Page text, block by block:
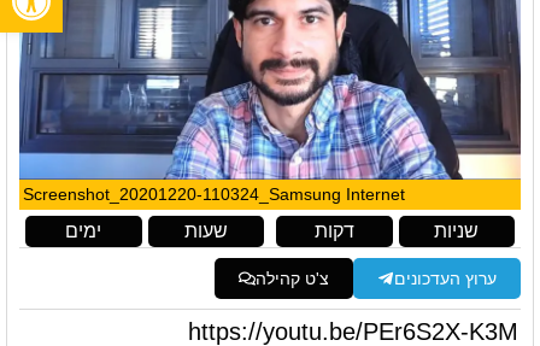
Screenshot_20201220-110324_Samsung Internet
ימים שעות דקות שניות
ערוץ העדכונים צ'ט קהילה
https://youtu.be/PEr6S2X-K3M